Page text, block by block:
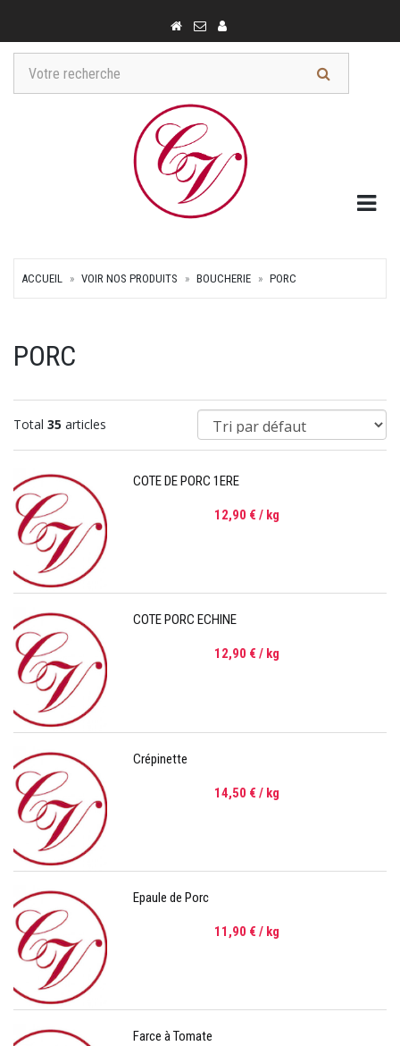
ACCUEIL VOIR NOS PRODUITS BOUCHERIE PORC
PORC
Total 35 articles
COTE DE PORC 1ERE
12,90 € / kg
COTE PORC ECHINE
12,90 € / kg
Crépinette
14,50 € / kg
Epaule de Porc
11,90 € / kg
Farce à Tomate